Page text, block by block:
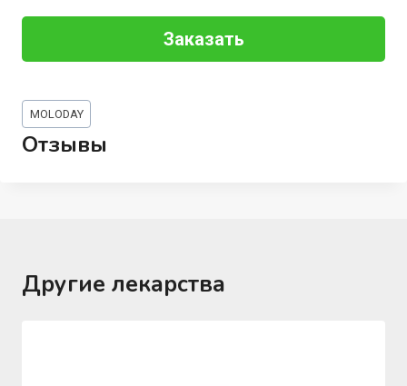
Заказать
Метки
записи:
MOLODAY
Отзывы
Другие лекарства